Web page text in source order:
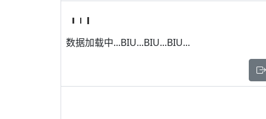
数据加载中...BIU...BIU...BIU...